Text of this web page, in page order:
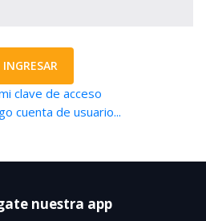
INGRESAR
clave de acceso
cuenta de usuario...
nuestra app